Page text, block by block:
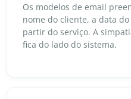
Os modelos de email
nome do cliente, a data
partir do serviço. A
fica do lado do sistema.